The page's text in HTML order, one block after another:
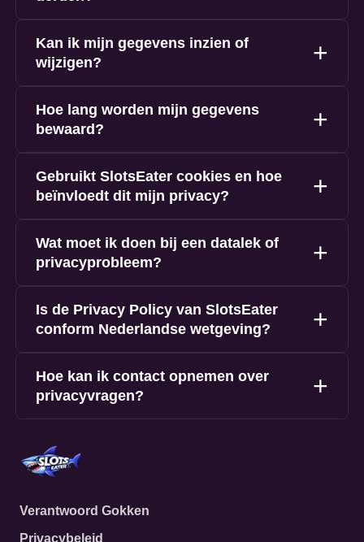
Kan ik mijn gegevens inzien of
wijzigen?
Hoe lang worden mijn gegevens
bewaard?
Gebruikt SlotsEater cookies en hoe
beïnvloedt dit mijn privacy?
Wat moet ik doen bij een datalek of
privacyprobleem?
Is de Privacy Policy van SlotsEater
conform Nederlandse wetgeving?
Hoe kan ik contact opnemen over
privacyvragen?
Verantwoord Gokken
Privacybeleid